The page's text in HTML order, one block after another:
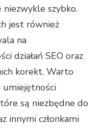
szybko.
jest również
na
działań SEO oraz
korekt. Warto
umiejętności
są niezbędne do
innymi członkami